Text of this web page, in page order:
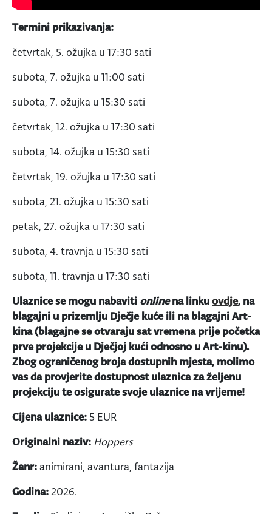
Termini prikazivanja:
četvrtak, 5. ožujka u 17:30 sati
subota, 7. ožujka u 11:00 sati
subota, 7. ožujka u 15:30 sati
četvrtak, 12. ožujka u 17:30 sati
subota, 14. ožujka u 15:30 sati
četvrtak, 19. ožujka u 17:30 sati
subota, 21. ožujka u 15:30 sati
petak, 27. ožujka u 17:30 sati
subota, 4. travnja u 15:30 sati
subota, 11. travnja u 17:30 sati
Ulaznice se mogu nabaviti onlinena linkuovdje, na
blagajni u prizemlju Dječje kuće ili na blagajni Art-
kina (blagajne se otvaraju sat vremena prije početka
prve projekcije u Dječjoj kući odnosno u Art-kinu).
Zbog ograničenog broja dostupnih mjesta, molimo
vas da provjerite dostupnost ulaznica za željenu
projekciju te osigurate svoje ulaznice na vrijeme!
Cijena ulaznice: 5 EUR
Originalni naziv: Hoppers
Žanr:animirani, avantura, fantazija
Godina:2026.